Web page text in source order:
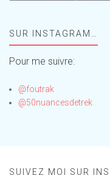
!SUR INSTAGRAM…
Pour me suivre:
@foutrak
@50nuancesdetrek
SUIVEZ MOI SUR